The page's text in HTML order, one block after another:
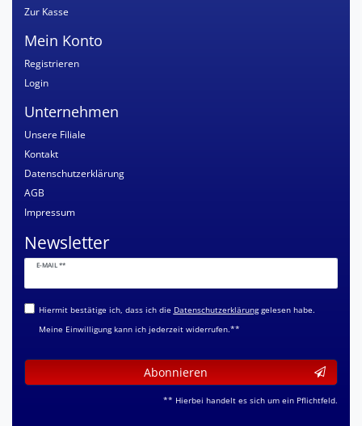
Zur Kasse
Mein Konto
Registrieren
Login
Unternehmen
Unsere Filiale
Kontakt
Datenschutzerklärung
AGB
Impressum
Newsletter
E-MAIL **
Newsletter
Honig
Hiermit bestätige ich, dass ich die Daten­schutz­erklärunggelesen habe.
Meine Einwilligung kann ich jederzeit widerrufen.**
Abonnieren
** Hierbei handelt es sich um ein Pflichtfeld.